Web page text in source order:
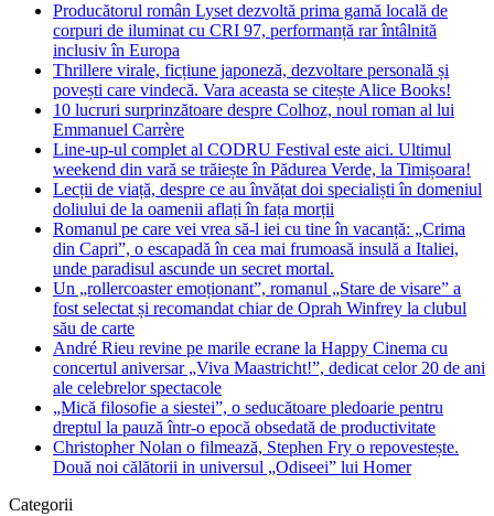
Producătorul român Lyset dezvoltă prima gamă locală de
corpuri de iluminat cu CRI 97, performanță rar întâlnită
inclusiv în Europa
Thrillere virale, ficțiune japoneză, dezvoltare personală și
povești care vindecă. Vara aceasta se citește Alice Books!
10 lucruri surprinzătoare despre Colhoz, noul roman al lui
Emmanuel Carrère
Line-up-ul complet al CODRU Festival este aici. Ultimul
weekend din vară se trăiește în Pădurea Verde, la Timișoara!
Lecții de viață, despre ce au învățat doi specialiști în domeniul
doliului de la oamenii aflați în fața morții
Romanul pe care vei vrea să-l iei cu tine în vacanță: „Crima
din Capri”, o escapadă în cea mai frumoasă insulă a Italiei,
unde paradisul ascunde un secret mortal.
Un „rollercoaster emoționant”, romanul „Stare de visare” a
fost selectat și recomandat chiar de Oprah Winfrey la clubul
său de carte
André Rieu revine pe marile ecrane la Happy Cinema cu
concertul aniversar „Viva Maastricht!”, dedicat celor 20 de ani
ale celebrelor spectacole
„Mică filosofie a siestei”, o seducătoare pledoarie pentru
dreptul la pauză într-o epocă obsedată de productivitate
Christopher Nolan o filmează, Stephen Fry o repovestește.
Două noi călătorii in universul „Odiseei” lui Homer
Categorii